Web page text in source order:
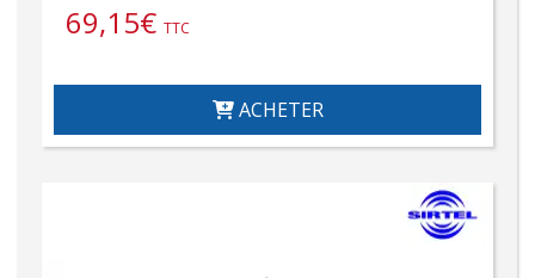
69,15€ TTC
ACHETER